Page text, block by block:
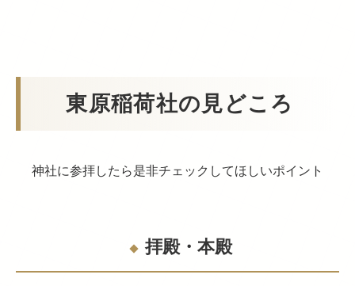
東原稲荷社の見どころ
神社に参拝したら是非チェックしてほしいポイント
拝殿・本殿